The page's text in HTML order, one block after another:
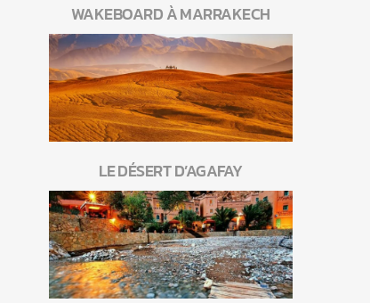
WAKEBOARD À MARRAKECH
LE DÉSERT D’AGAFAY